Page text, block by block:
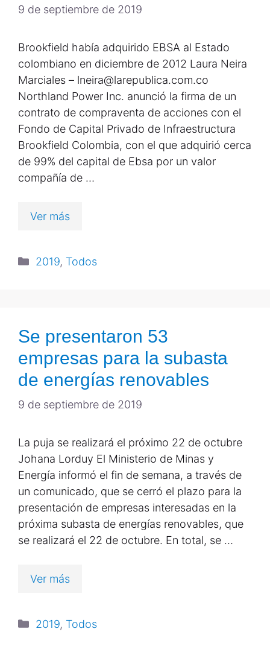
9 de septiembre de 2019
Brookfield había adquirido EBSA al Estado
colombiano en diciembre de 2012 Laura Neira
Marciales – lneira@larepublica.com.co
Northland Power Inc. anunció la firma de un
contrato de compraventa de acciones con el
Fondo de Capital Privado de Infraestructura
Brookfield Colombia, con el que adquirió cerca
de 99% del capital de Ebsa por un valor
compañía de …
Ver más
2019, Todos
Se presentaron 53
empresas para la subasta
de energías renovables
9 de septiembre de 2019
La puja se realizará el próximo 22 de octubre
Johana Lorduy El Ministerio de Minas y
Energía informó el fin de semana, a través de
un comunicado, que se cerró el plazo para la
presentación de empresas interesadas en la
próxima subasta de energías renovables, que
se realizará el 22 de octubre. En total, se …
Ver más
2019, Todos